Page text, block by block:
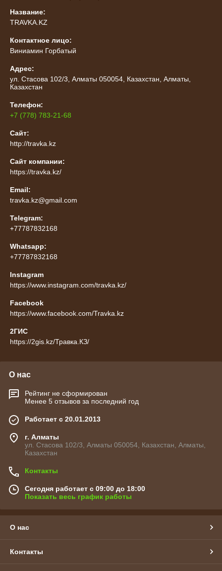
Название:
TRAVKA.KZ
Контактное лицо:
Виниамин Горбатый
Адрес:
ул. Стасова 102/3, Алматы 050054, Казахстан, Алматы,
Казахстан
Телефон:
+7 (778) 783-21-68
Сайт:
http://travka.kz
Сайт компании:
https://travka.kz/
Email:
travka.kz@gmail.com
Telegram:
+77787832168
Whatsapp:
+77787832168
Instagram
https://www.instagram.com/travka.kz/
Facebook
https://www.facebook.com/Travka.kz
2ГИС
https://2gis.kz/Травка.КЗ/
О нас
Рейтинг не сформирован
Менее 5 отзывов за последний год
Работает с 20.01.2013
г. Алматы
ул. Стасова 102/3, Алматы 050054, Казахстан, Алматы,
Казахстан
Контакты
Сегодня работает с 09:00 до 18:00
Показать весь график работы
О нас
Контакты